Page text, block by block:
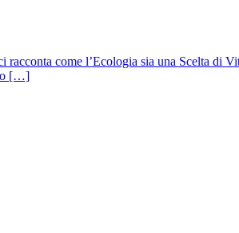
come l’Ecologia sia una Scelta di
[…]